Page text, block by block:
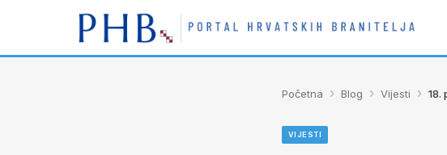
Početna › Blog › Vijesti › 18.
VIJESTI